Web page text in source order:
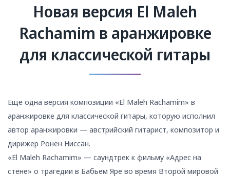
Новая версия El Maleh
Rachamim в аранжировке
для классической гитары
Еще одна версия композиции «El Maleh Rachamim» в
аранжировке для классической гитары, которую исполнил
автор аранжировки — австрийский гитарист, композитор и
дирижер Ронен Ниссан.
«El Maleh Rachamim» — саундтрек к фильму «Адрес на
стене» о трагедии в Бабьем Яре во время Второй мировой